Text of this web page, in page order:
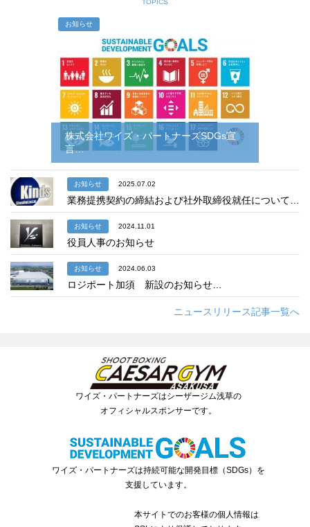
TOPICS
お知らせ
株式会社ワイズ・パートナーズSDGs宣
言…
お知らせ 2025.07.02
業務提携契約の締結および社外取締役就任について…
お知らせ 2024.11.01
役員人事のお知らせ
お知らせ 2024.06.03
ロジポート加須 新設のお知らせ…
ニュースリリース記事一覧へ
ワイズ・パートナーズはシーザージム浅草の
オフィシャルスポンサーです。
ワイズ・パートナーズは持続可能な開発目標（SDGs）を
支援しています。
本サイトでのお客様の個人情報は